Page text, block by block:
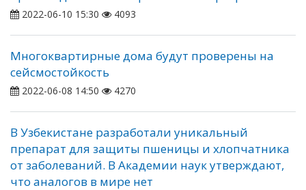
2022-06-10 15:30 4093
Многоквартирные дома будут проверены на
сейсмостойкость
2022-06-08 14:50 4270
В Узбекистане разработали уникальный
препарат для защиты пшеницы и хлопчатника
от заболеваний. В Академии наук утверждают,
что аналогов в мире нет